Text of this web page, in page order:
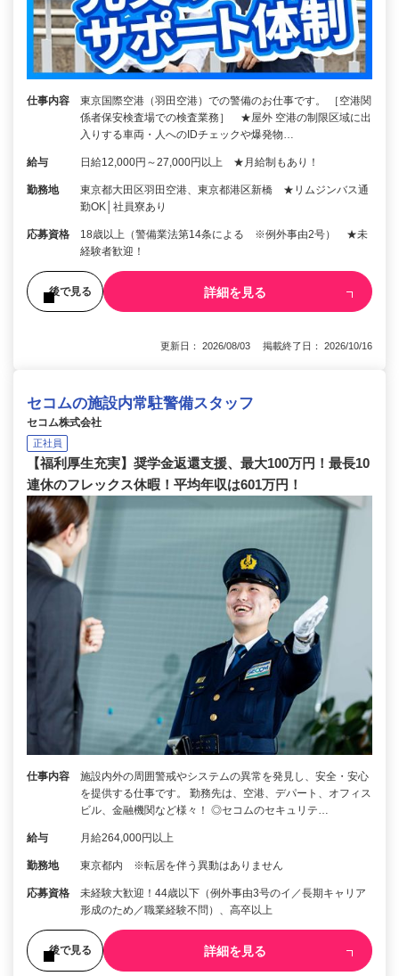
仕事内容
東京国際空港（羽田空港）での警備のお仕事です。 ［空港関
係者保安検査場での検査業務］ ★屋外 空港の制限区域に出
入りする車両・人へのIDチェックや爆発物…
給与 日給12,000円～27,000円以上 ★月給制もあり！
勤務地
東京都大田区羽田空港、東京都港区新橋 ★リムジンバス通
勤OK│社員寮あり
応募資格
18歳以上（警備業法第14条による ※例外事由2号） ★未
経験者歓迎！
後で見る 詳細を見る
更新日： 2026/08/03 掲載終了日： 2026/10/16
セコムの施設内常駐警備スタッフ
セコム株式会社
正社員
【福利厚生充実】奨学金返還支援、最大100万円！最長10
連休のフレックス休暇！平均年収は601万円！
仕事内容
施設内外の周囲警戒やシステムの異常を発見し、安全・安心
を提供する仕事です。 勤務先は、空港、デパート、オフィス
ビル、金融機関など様々！ ◎セコムのセキュリテ…
給与 月給264,000円以上
勤務地 東京都内 ※転居を伴う異動はありません
応募資格
未経験大歓迎！44歳以下（例外事由3号のイ／長期キャリア
形成のため／職業経験不問）、高卒以上
後で見る 詳細を見る